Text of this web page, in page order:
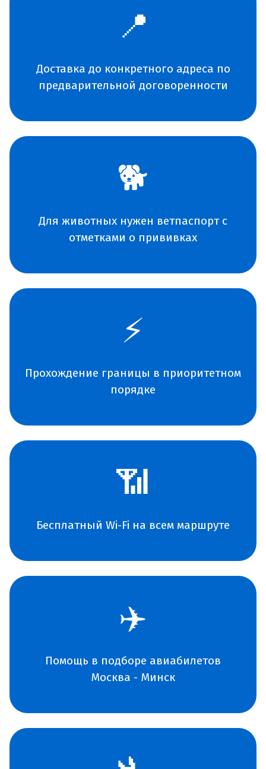
📍
Доставка до конкретного адреса по
предварительной договоренности
🐕
Для животных нужен ветпаспорт с
отметками о прививках
⚡
Прохождение границы в приоритетном
порядке
📶
Бесплатный Wi-Fi на всем маршруте
✈️
Помощь в подборе авиабилетов
Москва - Минск